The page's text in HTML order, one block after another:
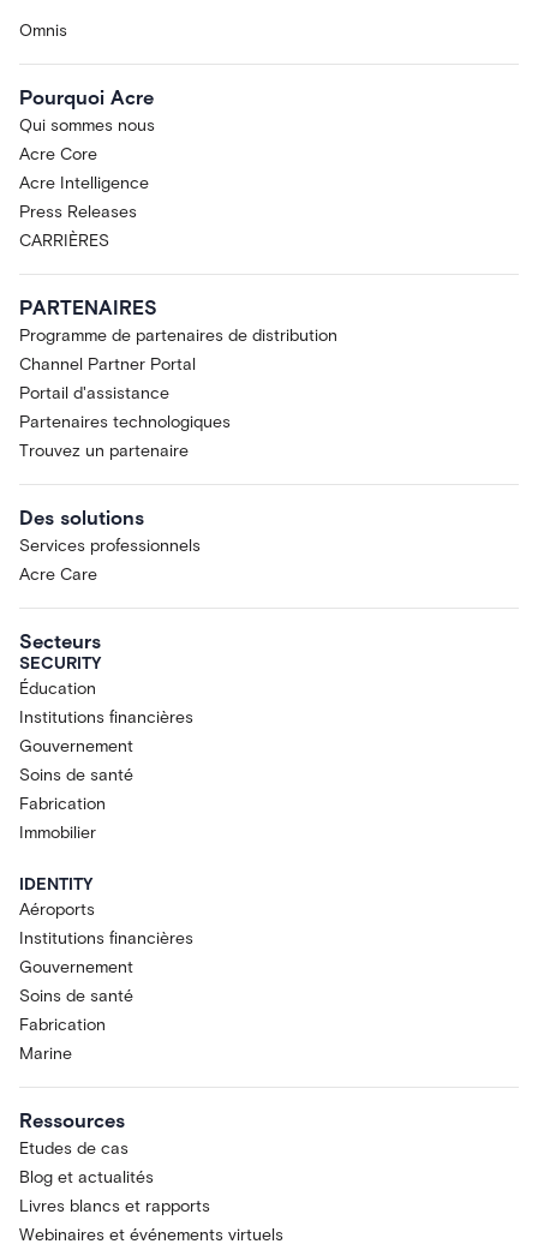
Omnis
Pourquoi Acre
Qui sommes nous
Acre Core
Acre Intelligence
Press Releases
CARRIÈRES
PARTENAIRES
Programme de partenaires de distribution
Channel Partner Portal
Portail d'assistance
Partenaires technologiques
Trouvez un partenaire
Des solutions
Services professionnels
Acre Care
Secteurs
SECURITY
Éducation
Institutions financières
Gouvernement
Soins de santé
Fabrication
Immobilier
IDENTITY
Aéroports
Institutions financières
Gouvernement
Soins de santé
Fabrication
Marine
Ressources
Etudes de cas
Blog et actualités
Livres blancs et rapports
Webinaires et événements virtuels